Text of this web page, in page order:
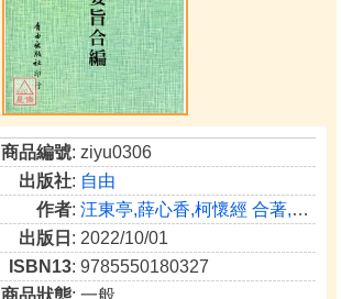
商品編號: ziyu0306
出版社: 自由
作者:汪東亭,薛心香,柯懷經 合著,蕭天石 編
出版日 : 2022/10/01
ISBN13: 9785550180327
商品狀態: 一般